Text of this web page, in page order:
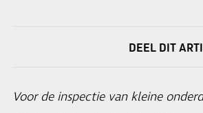
DEEL DIT
Voor de inspectie van kleine